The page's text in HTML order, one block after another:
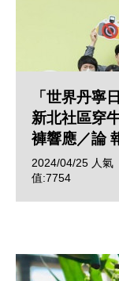
「世界丹寧日
新北社區穿
褲響應／論
2024/04/25 人氣
值:7754